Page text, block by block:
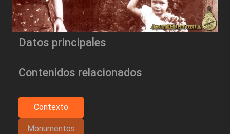
Datos principales
Contenidos relacionados
Contexto
Monumentos